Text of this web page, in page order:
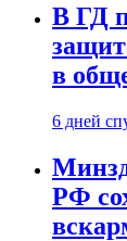
В ГД
в
6 дней
РФ